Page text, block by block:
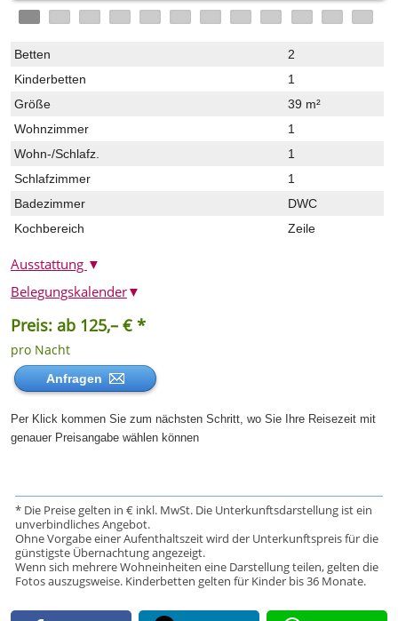
Betten
2
Kinderbetten
1
Größe
39 m²
Wohnzimmer
1
Wohn-/Schlafz.
1
Schlafzimmer
1
Badezimmer
DWC
Kochbereich
Zeile
Ausstattung ▼
Preis: ab 125,– € *
pro Nacht
Anfragen
Per Klick kommen Sie zum nächsten Schritt, wo Sie Ihre Reisezeit mit
genauer Preisangabe wählen können
Belegungskalender▼
* Die Preise gelten in € inkl. MwSt. Die Unterkunftsdarstellung ist ein
unverbindliches Angebot.
Ohne Vorgabe einer Aufenthaltszeit wird der Unterkunftspreis für die
günstigste Übernachtung angezeigt.
Wenn sich mehrere Wohneinheiten eine Darstellung teilen, gelten die
Fotos auszugsweise. Kinderbetten gelten für Kinder bis 36 Monate.